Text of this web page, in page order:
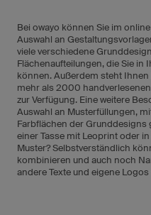
Bei owayo können Sie im
Auswahl an
viele verschiedene
Flächenaufteilungen, die Sie in
können. Außerdem steht
mehr als 2000
zur Verfügung. Eine weitere
Auswahl an Musterfüllungen,
Farbflächen der Grunddesigns
einer Tasse mit Leoprint oder
Muster? Selbstverständlich
kombinieren und auch noch
andere Texte und eigene